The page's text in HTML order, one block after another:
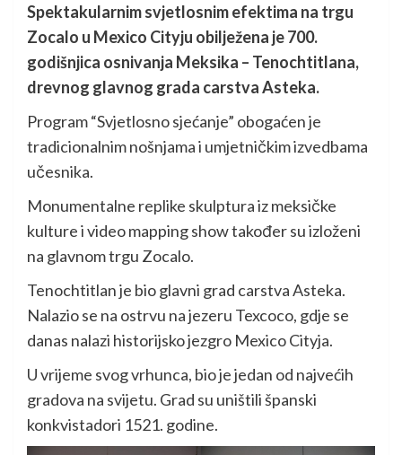
Spektakularnim svjetlosnim efektima na trgu
Zocalo u Mexico Cityju obilježena je 700.
godišnjica osnivanja Meksika – Tenochtitlana,
drevnog glavnog grada carstva Asteka.
Program “Svjetlosno sjećanje” obogaćen je
tradicionalnim nošnjama i umjetničkim izvedbama
učesnika.
Monumentalne replike skulptura iz meksičke
kulture i video mapping show također su izloženi
na glavnom trgu Zocalo.
Tenochtitlan je bio glavni grad carstva Asteka.
Nalazio se na ostrvu na jezeru Texcoco, gdje se
danas nalazi historijsko jezgro Mexico Cityja.
U vrijeme svog vrhunca, bio je jedan od najvećih
gradova na svijetu. Grad su uništili španski
konkvistadori 1521. godine.